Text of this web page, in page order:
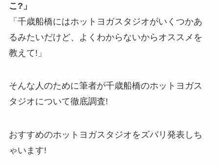
こ?」
「千歳船橋にはホットヨガスタジオがいくつかあ
るみたいだけど、よくわからないからオススメを
教えて!」
そんな人のために筆者が千歳船橋のホットヨガス
タジオについて徹底調査!
おすすめのホットヨガスタジオをズバリ発表しち
ゃいます!